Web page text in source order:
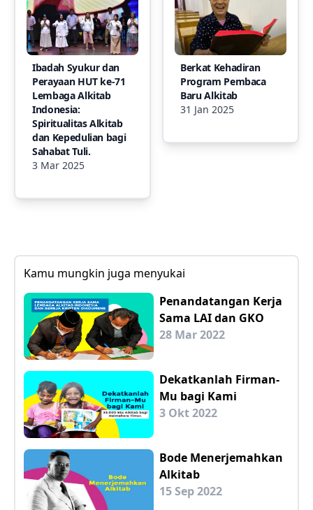
Ibadah Syukur dan
Perayaan HUT ke-71
Lembaga Alkitab
Indonesia:
Spiritualitas Alkitab
dan Kepedulian bagi
Sahabat Tuli.
3 Mar 2025
Berkat Kehadiran
Program Pembaca
Baru Alkitab
31 Jan 2025
Kamu mungkin juga menyukai
Penandatangan Kerja
Sama LAI dan GKO
28 Mar 2022
Dekatkanlah Firman-
Mu bagi Kami
3 Okt 2022
Bode Menerjemahkan
Alkitab
15 Sep 2022